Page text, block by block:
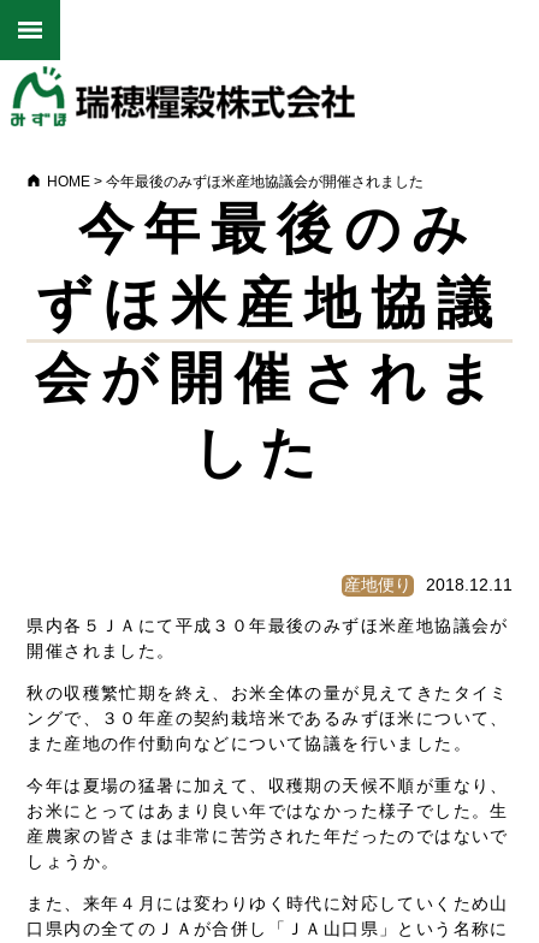
HOME >今年最後のみずほ米産地協議会が開催されました
今年最後のみ
ずほ米産地協議
会が開催されま
した
産地便り 2018.12.11
県内各５ＪＡにて平成３０年最後のみずほ米産地協議会が
開催されました。
秋の収穫繁忙期を終え、お米全体の量が見えてきたタイミ
ングで、３０年産の契約栽培米であるみずほ米について、
また産地の作付動向などについて協議を行いました。
今年は夏場の猛暑に加えて、収穫期の天候不順が重なり、
お米にとってはあまり良い年ではなかった様子でした。生
産農家の皆さまは非常に苦労された年だったのではないで
しょうか。
また、来年４月には変わりゆく時代に対応していくため山
口県内の全てのＪＡが合併し「ＪＡ山口県」という名称に